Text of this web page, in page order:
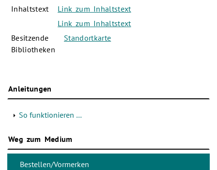
Inhaltstext
Link zum Inhaltstext
Link zum Inhaltstext
Besitzende
Bibliotheken
Standortkarte
Anleitungen
So funktionieren …
Weg zum Medium